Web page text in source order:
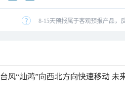
8-15天预报属于客观预报产品，
台风“灿鸿”向西北方向快速移动 未